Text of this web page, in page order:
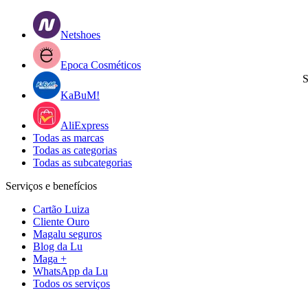
Netshoes
Epoca Cosméticos
KaBuM!
AliExpress
Todas as marcas
Todas as categorias
Todas as subcategorias
Serviços e benefícios
Cartão Luiza
Cliente Ouro
Magalu seguros
Blog da Lu
Maga +
WhatsApp da Lu
Todos os serviços